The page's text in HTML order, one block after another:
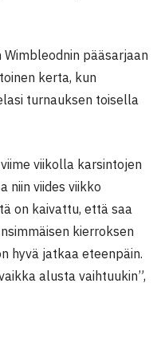
pääsarjaan
kerta, kun
turnauksen toisella
viikolla karsintojen
niin viides viikko
on kaivattu, että saa
kierroksen
hyvä jatkaa eteenpäin.
alusta vaihtuukin”,